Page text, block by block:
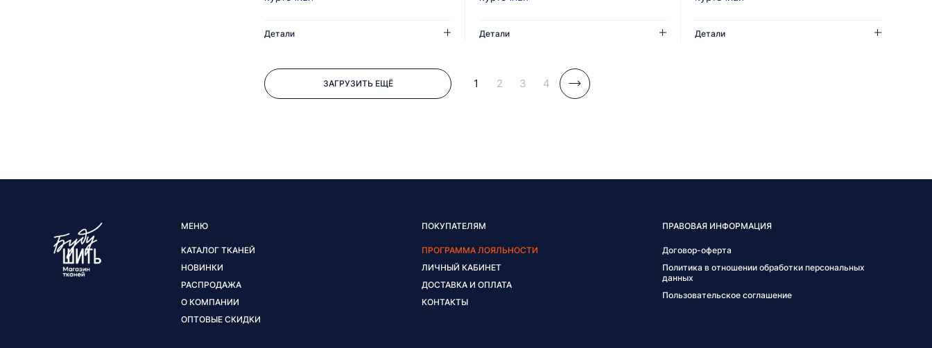
Детали Детали Детали
ЗАГРУЗИТЬ ЕЩЁ 1 2 3 4
МЕНЮ
КАТАЛОГ ТКАНЕЙ
НОВИНКИ
РАСПРОДАЖА
О КОМПАНИИ
ОПТОВЫЕ СКИДКИ
ПОКУПАТЕЛЯМ
ПРОГРАММА ЛОЯЛЬНОСТИ
ЛИЧНЫЙ КАБИНЕТ
ДОСТАВКА И ОПЛАТА
КОНТАКТЫ
ПРАВОВАЯ ИНФОРМАЦИЯ
Договор-оферта
Политика в отношении обработки персональных
данных
Пользовательское соглашение